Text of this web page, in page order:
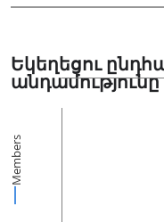
Եկեղեցու
անդամությունը
Members